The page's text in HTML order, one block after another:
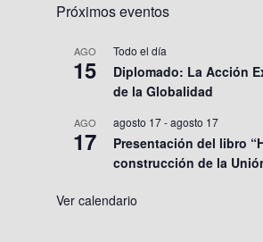
Próximos eventos
AGO
15
Todo el día
Diplomado: La Acción
de la Globalidad
AGO
17
agosto 17-agosto 17
Presentación del libro
construcción de la
Ver calendario